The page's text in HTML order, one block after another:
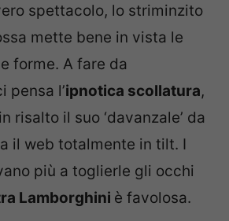
spettacolo, lo striminzito
mette bene in vista le
forme. A fare da
pensa l’ipnotica scollatura,
risalto il suo ‘davanzale’ da
il web totalmente in tilt. I
più a toglierle gli occhi
Lamborghini è favolosa.